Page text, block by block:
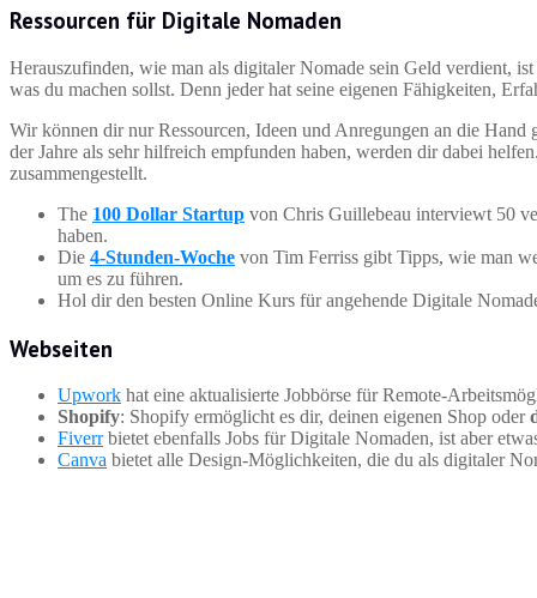
Ressourcen für Digitale Nomaden
Herauszufinden, wie man als digitaler Nomade sein Geld verdient,
was du machen sollst. Denn jeder hat seine eigenen Fähigkeiten,
Wir können dir nur Ressourcen, Ideen und Anregungen an die
der Jahre als sehr hilfreich empfunden haben, werden dir dabei
zusammengestellt.
The 100 Dollar Startup von Chris Guillebeau interviewt 50
haben.
Die 4-Stunden-Woche von Tim Ferriss gibt Tipps, wie man
um es zu führen.
Hol dir den besten Online Kurs für angehende Digitale
Webseiten
Upwork hat eine aktualisierte Jobbörse für Remote-
Shopify: Shopify ermöglicht es dir, deinen eigenen Shop oder
Fiverrbietet ebenfalls Jobs für Digitale Nomaden, ist aber
Canva bietet alle Design-Möglichkeiten, die du als digitaler